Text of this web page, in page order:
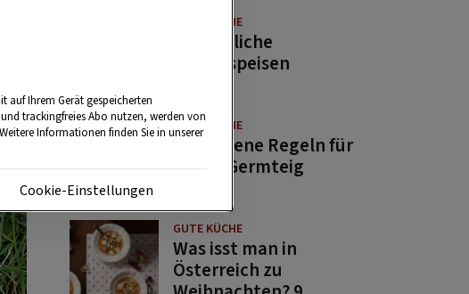
GUTE KÜCHE
11 köstliche
Fastenspeisen
GUTE KÜCHE
10 goldene Regeln für
guten Germteig
GUTE KÜCHE
Was isst man in
Österreich zu
auf Ihrem Gerät gespeicherten
trackingfreies Abo nutzen, werden von
Informationen finden Sie in unserer
Cookie-Einstellungen